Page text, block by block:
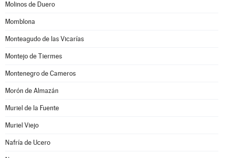
Molinos de Duero
Momblona
Monteagudo de las Vicarías
Montejo de Tiermes
Montenegro de Cameros
Morón de Almazán
Muriel de la Fuente
Muriel Viejo
Nafría de Ucero